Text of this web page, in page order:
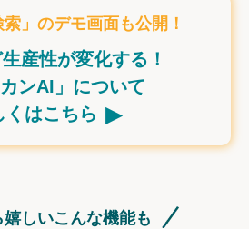
索」のデモ画面も公開！
産性が変化する！
カンAI」について
くはこちら ▸
嬉しいこんな機能も